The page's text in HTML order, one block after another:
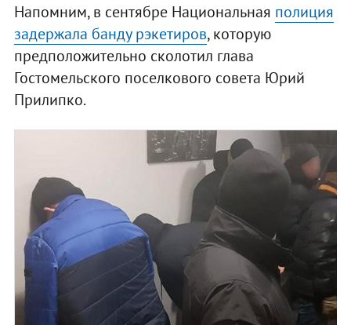
Напомним, в сентябре Национальная полиция
задержала банду рэкетиров, которую
предположительно сколотил глава
Гостомельского поселкового совета Юрий
Прилипко.